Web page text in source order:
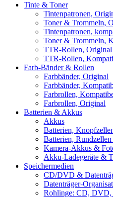
Tinte & Toner
Tintenpatronen,
Toner & Trommeln,
Tintenpatronen,
Toner & Trommeln,
TTR-Rollen, Original
TTR-Rollen,
Farb-Bänder & Rollen
Farbbänder, Original
Farbbänder,
Farbrollen,
Farbrollen, Original
Batterien & Akkus
Akkus
Batterien,
Batterien,
Kamera-Akkus &
Akku-Ladegeräte &
Speichermedien
CD/DVD &
Datenträger-
Rohlinge: CD,